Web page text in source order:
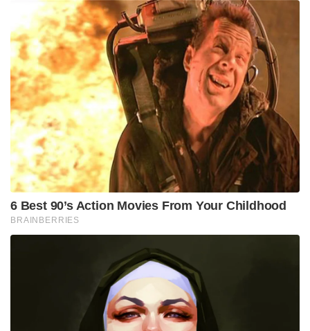
6 Best 90’s Action Movies From Your Childhood
BRAINBERRIES